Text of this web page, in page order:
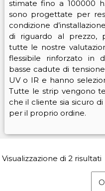
stimate fino a 100000
sono progettate per
condizione
di riguardo al prezzo,
tutte le nostre
flessibile rinforzato in
basse cadute di
UV o IR e hanno
Tutte le strip vengono
che il cliente sia sicuro
per il proprio ordine.
Visualizzazione di 2 risultati